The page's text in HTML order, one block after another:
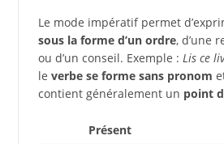
Le mode impératif permet
sous la forme d’un ordre, d’une
ou d’un conseil. Exemple : Lis ce
le verbe se forme sans pronom
contient généralement un point
Présent